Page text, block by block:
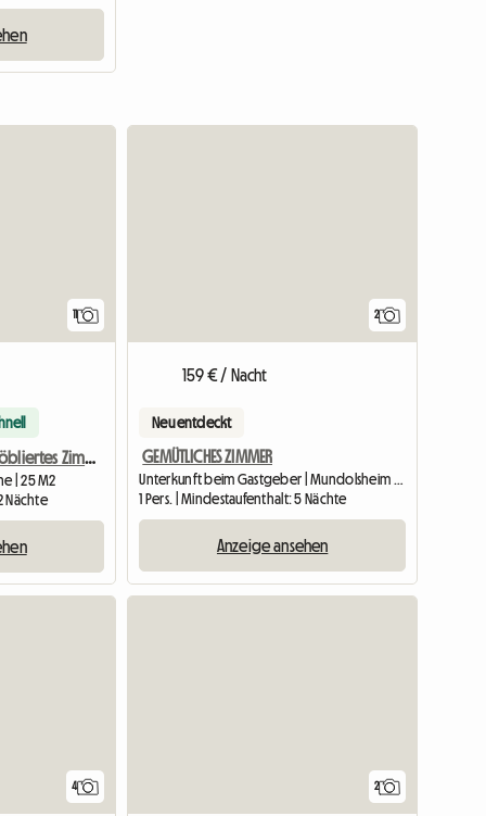
Sehr Schönes Möbliertes Zimmer In Saverne
| 25 M2
Nächte
2
159 € / Nacht
Neu entdeckt
GEMÜTLICHES ZIMMER
Unterkunft beim Gastgeber | Mundolsheim (67450) | 25 M2
1 Pers. | Mindestaufenthalt: 5 Nächte
Anzeige ansehen
4 2